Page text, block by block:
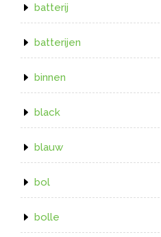
batterij
batterijen
binnen
black
blauw
bol
bolle